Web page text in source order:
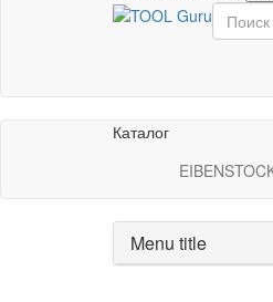
Каталог
Menu title